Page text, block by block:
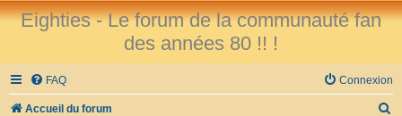
Eighties - Le forum de la communauté fan
des années 80 !! !
FAQ Connexion
Accueil du forum